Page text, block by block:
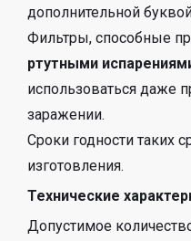
дополнительной
Фильтры, способные
ртутными
использоваться даже
заражении.
Сроки годности таких
изготовления.
Технические
Допустимое